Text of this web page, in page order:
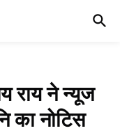
राय ने न्यूज
का नोटिस